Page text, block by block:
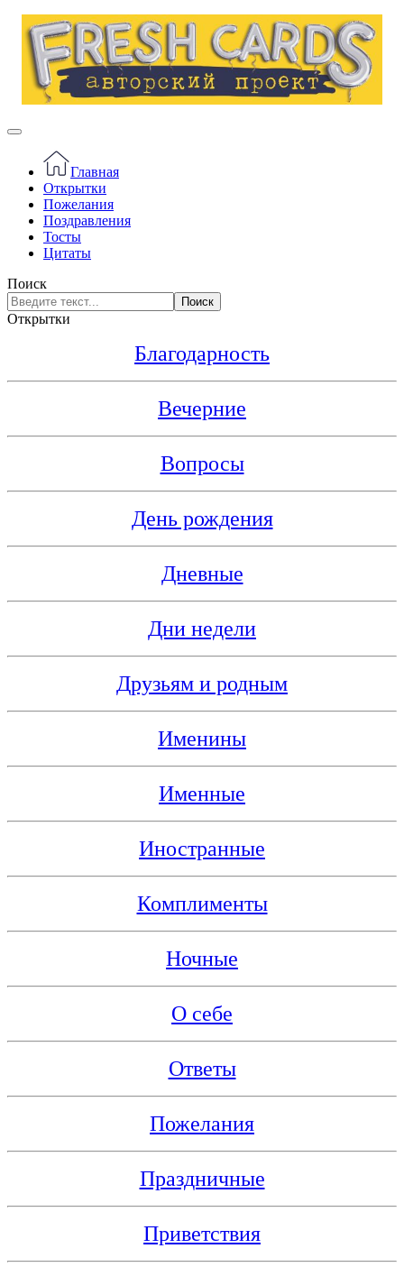
Главная
Открытки
Пожелания
Поздравления
Тосты
Цитаты
Поиск
Поиск
Открытки
Благодарность
Вечерние
Вопросы
День рождения
Дневные
Дни недели
Друзьям и родным
Именины
Именные
Иностранные
Комплименты
Ночные
О себе
Ответы
Пожелания
Праздничные
Приветствия